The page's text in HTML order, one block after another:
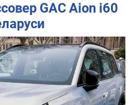
GAC Aion i60